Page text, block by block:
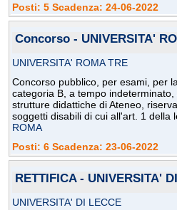
Posti: 5 Scadenza: 24-06-2022
Concorso - UNIVERSITA'
UNIVERSITA' ROMA TRE
Concorso pubblico, per esami, per
categoria B, a tempo
strutture didattiche di Ateneo,
soggetti disabili di cui all'art. 1 della
ROMA
Posti: 6 Scadenza: 23-06-2022
RETTIFICA - UNIVERSITA'
UNIVERSITA' DI LECCE